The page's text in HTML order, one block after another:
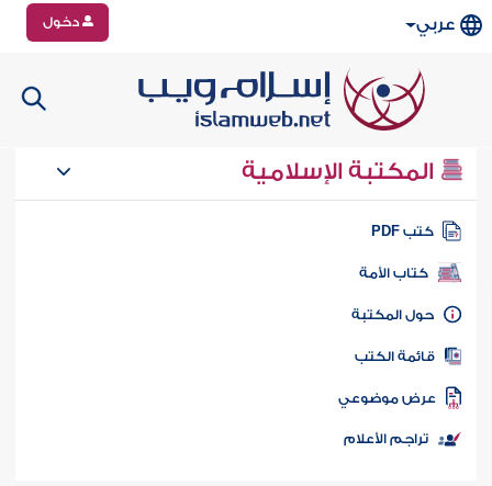
عربي دخول
المكتبة الإسلامية
كتب PDF
كتاب الأمة
المكتبة
الكتب
موضوعي